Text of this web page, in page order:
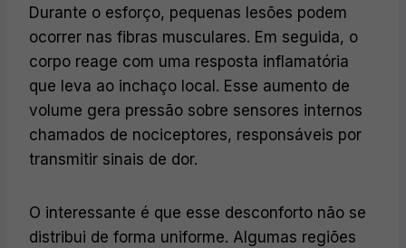
Durante o esforço, pequenas lesões podem
ocorrer nas fibras musculares. Em seguida, o
corpo reage com uma resposta inflamatória
que leva ao inchaço local. Esse aumento de
volume gera pressão sobre sensores internos
chamados de nociceptores, responsáveis por
transmitir sinais de dor.
O interessante é que esse desconforto não se
distribui de forma uniforme. Algumas regiões